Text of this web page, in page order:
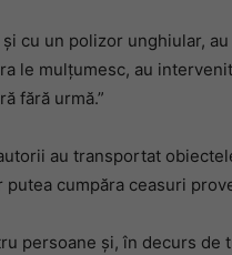
cu un polizor unghiular,
le mulțumesc, au
fără urmă.”
au transportat
putea cumpăra ceasuri
persoane și, în decurs